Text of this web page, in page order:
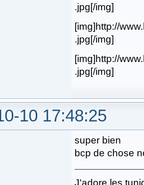
.jpg[/img]
[img]http://
.jpg[/img]
[img]http://
.jpg[/img]
10 17:48:25
super bien
bcp de chose